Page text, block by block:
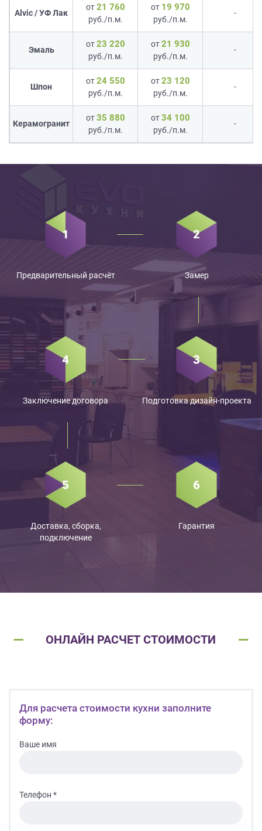
Alvic / УФ Лак
от21 760
руб./п.м.
от 19 970
руб./п.м.
-
Эмаль
от23 220
руб./п.м.
от21 930
руб./п.м.
-
Шпон
от24 550
руб./п.м.
от23 120
руб./п.м.
-
Керамогранит
от35 880
руб./п.м.
от34 100
руб./п.м.
-
Предварительный расчёт Замер
Подготовка дизайн-проекта
Заключение договора
Доставка, сборка,
подключение
Гарантия
ОНЛАЙН РАСЧЕТ СТОИМОСТИ
Для расчета стоимости кухни заполните
форму:
Ваше имя
Телефон *